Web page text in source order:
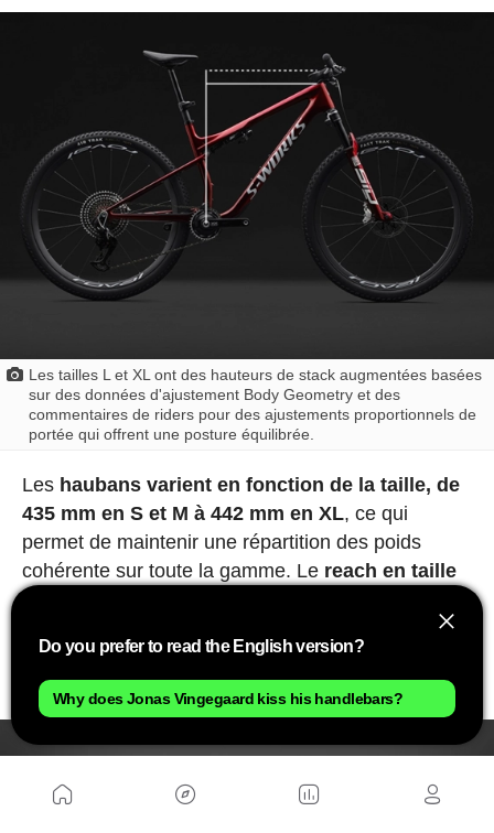
Les tailles L et XL ont des hauteurs de stack augmentées basées
sur des données d'ajustement Body Geometry et des
commentaires de riders pour des ajustements proportionnels de
portée qui offrent une posture équilibrée.
Les haubans varient en fonction de la taille, de
435 mm en S et M à 442 mm en XL, ce qui
permet de maintenir une répartition des poids
cohérente sur toute la gamme. Le reach en taille
chiffres qui correspondent à la norme actuelle du
XC technique.
Do you prefer to read the English version?
Why does Jonas Vingegaard kiss his handlebars?